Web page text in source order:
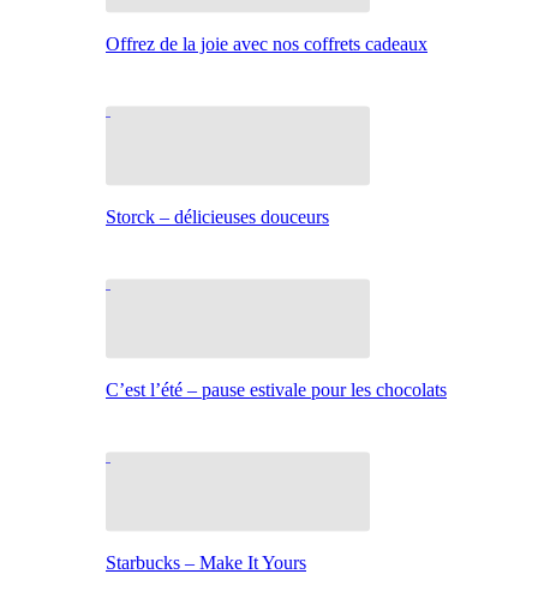
Offrez de la joie avec nos coffrets cadeaux
Storck – délicieuses douceurs
C’est l’été – pause estivale pour les chocolats
Starbucks – Make It Yours